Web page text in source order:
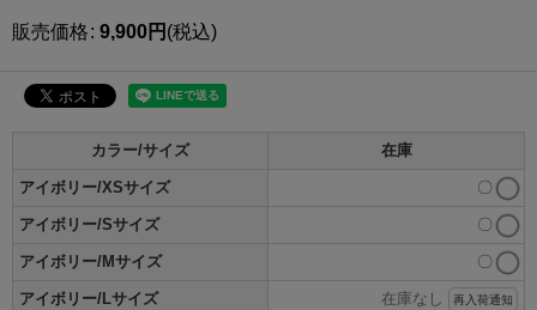
販売価格: 9,900円 (税込)
カラー/サイズ 在庫
アイボリー/XSサイズ 〇
アイボリー/Sサイズ 〇
アイボリー/Mサイズ 〇
アイボリー/Lサイズ 在庫なし 再入荷通知